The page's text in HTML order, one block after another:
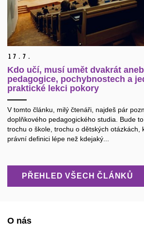
17. 7.
Kdo učí, musí umět dvakrát
pedagogice, pochybnostech a
praktické lekci pokory
V tomto článku, milý čtenáři, najdeš pár
doplňkového pedagogického studia. Bude
trochu o škole, trochu o dětských otázkách,
právní definici lépe než kdejaký...
PŘEHLED VŠECH ČLÁNKŮ
O nás